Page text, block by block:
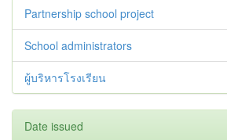
Partnership school project
School administrators
ผู้บริหารโรงเรียน
Date issued